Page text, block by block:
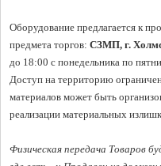
Оборудование предлагается к
предмета торгов: СЗМП, г.
до 18:00 с понедельника по
Доступ на территорию
материалов может быть
реализации материальных
Физическая передача Товаров